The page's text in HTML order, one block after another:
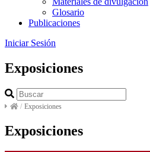
Glosario
Publicaciones
Iniciar Sesión
Exposiciones
/ Exposiciones
Exposiciones